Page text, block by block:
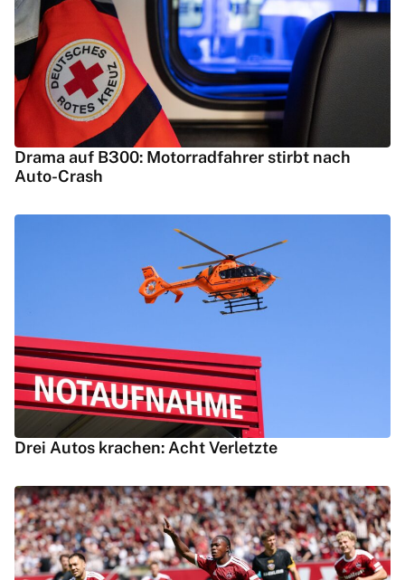
Drama auf B300: Motorradfahrer stirbt nach
Auto-Crash
Drei Autos krachen: Acht Verletzte